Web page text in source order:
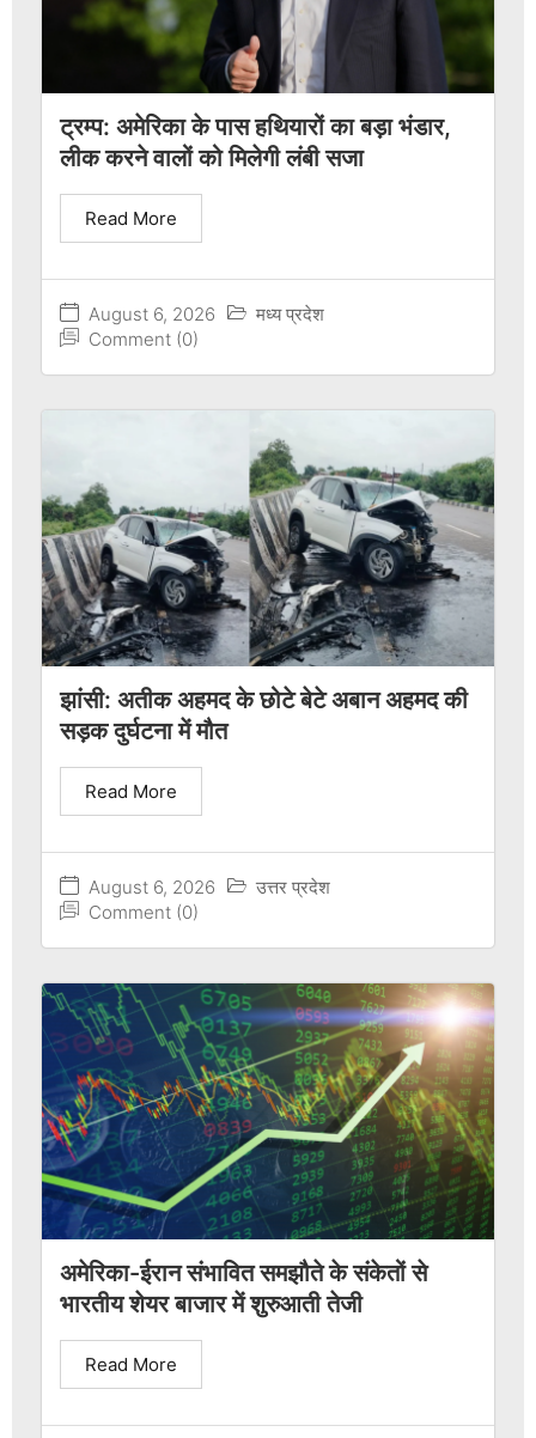
ट्रम्प: अमेरिका के पास हथियारों का बड़ा भंडार,
लीक करने वालों को मिलेगी लंबी सजा
August 6, 2026
मध्य प्रदेश
Comment (0)
Read More
झांसी: अतीक अहमद के छोटे बेटे अबान अहमद की
सड़क दुर्घटना में मौत
August 6, 2026
उत्तर प्रदेश
Comment (0)
Read More
अमेरिका-ईरान संभावित समझौते के संकेतों से
भारतीय शेयर बाजार में शुरुआती तेजी
Read More